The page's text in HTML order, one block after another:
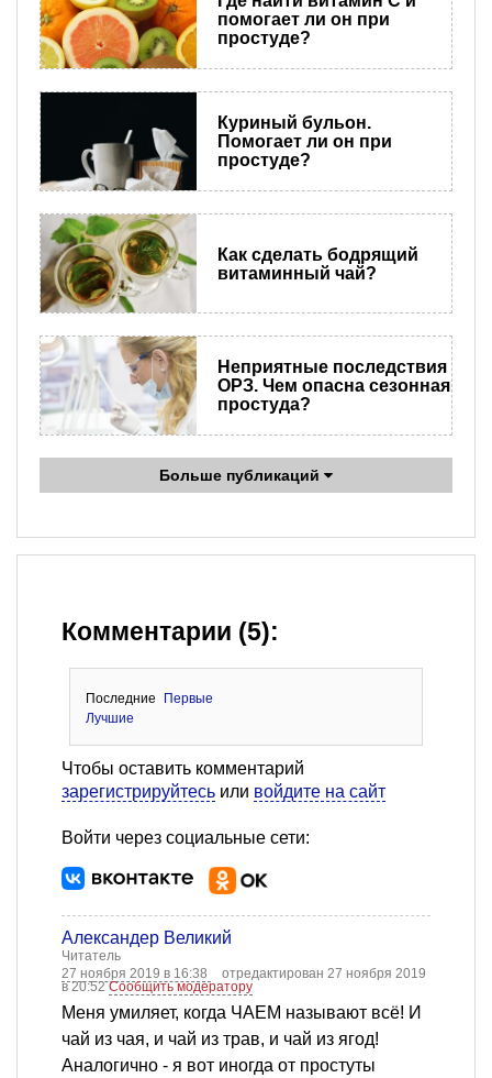
помогает ли он при
простуде?
Куриный бульон.
Помогает ли он при
простуде?
Как сделать бодрящий
витаминный чай?
Неприятные последствия
ОРЗ. Чем опасна сезонная
простуда?
Больше публикаций
Комментарии (5):
Последние
Первые
Лучшие
Чтобы оставить комментарий
зарегистрируйтесь или войдите на сайт
Войти через социальные сети:
Александер Великий
Читатель
27 ноября 2019 в 16:38
отредактирован 27 ноября 2019
в 20:52Сообщить модератору
Меня умиляет, когда ЧАЕМ называют всё! И
чай из чая, и чай из трав, и чай из ягод!
Аналогично - я вот иногда от простуты